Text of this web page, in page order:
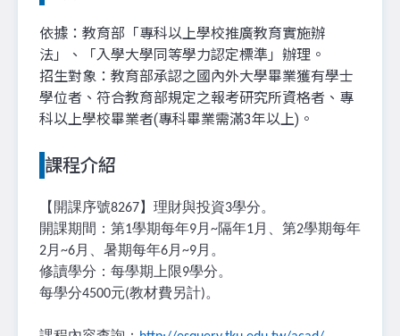
依據：教育部「專科以上學校推廣教育實施辦
法」、「入學大學同等學力認定標準」辦理。
招生對象：教育部承認之國內外大學畢業獲有學士
學位者、符合教育部規定之報考研究所資格者、專
科以上學校畢業者(專科畢業需滿3年以上)。
課程介紹
【開課序號8267】理財與投資3學分。
開課期間：第1學期每年9月 ~隔年1月、第2學期每年
2月 ~6月、暑期每年6月 ~9月。
修讀學分：每學期上限9學分。
每學分4500元(教材費另計)。